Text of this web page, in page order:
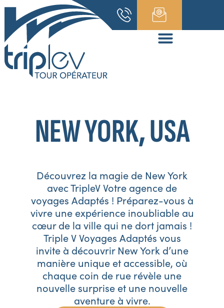
NEW YORK, USA
Découvrez la magie de New York
avec TripleV Votre agence de
voyages Adaptés ! Préparez-vous à
vivre une expérience inoubliable au
cœur de la ville qui ne dort jamais !
Triple V Voyages Adaptés vous
invite à découvrir New York d’une
manière unique et accessible, où
chaque coin de rue révèle une
nouvelle surprise et une nouvelle
aventure à vivre.